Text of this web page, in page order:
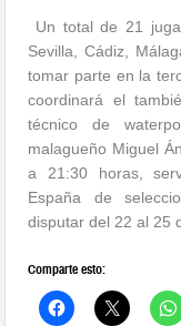
Un total de 21
Sevilla, Cádiz,
tomar parte en la
coordinará el
técnico de
malagueño Miguel
a 21:30 horas,
España de
disputar del 22 al 25
Comparte esto: